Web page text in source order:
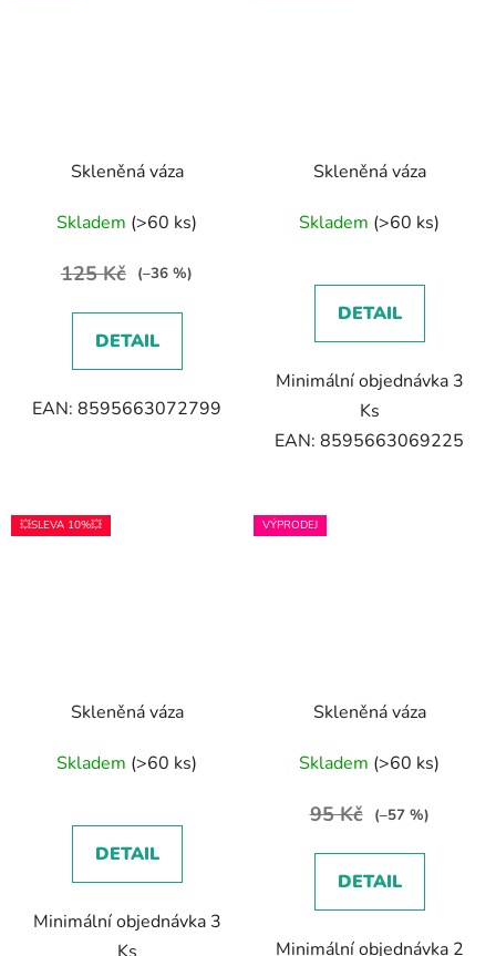
Skleněná váza
Skladem (>60 ks)
125 Kč (–36 %)
DETAIL
EAN: 8595663072799
Skleněná váza
Skladem (>60 ks)
DETAIL
Minimální objednávka 3
Ks
EAN: 8595663069225
💥SLEVA 10%💥
Skleněná váza
Skladem (>60 ks)
DETAIL
Minimální objednávka 3
VÝPRODEJ
Skleněná váza
Skladem (>60 ks)
95 Kč (–57 %)
DETAIL
Minimální objednávka 2